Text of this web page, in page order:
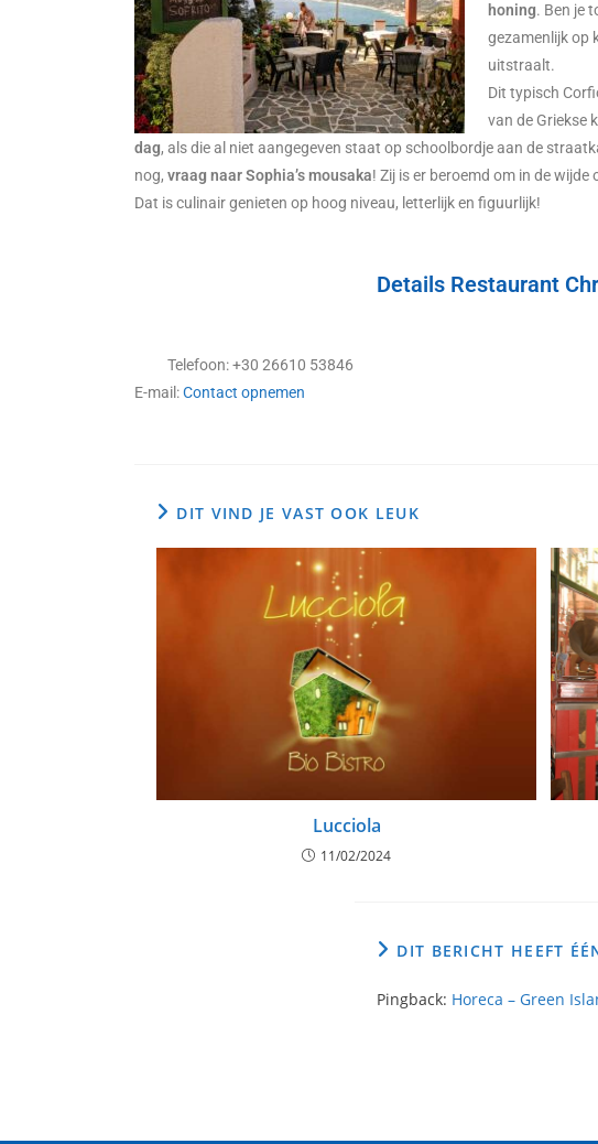
honing. Ben je
gezamenlijk op
uitstraalt.
Dit typisch
van de Griekse
dag, als die al niet aangegeven staat op schoolbordje aan de
nog, vraag naar Sophia’s mousaka! Zij is er beroemd om in de wijde
Dat is culinair genieten op hoog niveau, letterlijk en figuurlijk!
Details Restaurant
Telefoon: +30 26610 53846
E-mail:Contact opnemen
DIT VIND JE VAST OOK LEUK
Lucciola
11/02/2024
DIT BERICHT HEEFT
Pingback: Horeca – Green